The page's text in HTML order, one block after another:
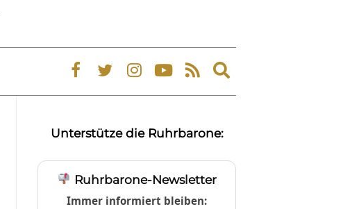
Expand
search
Unterstütze die Ruhrbarone:
Ruhrbarone-Newsletter
Immer informiert bleiben: